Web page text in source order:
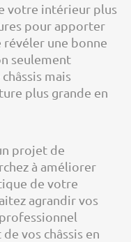
votre intérieur plus
pour apporter
une bonne
seulement
mais
plus grande en
projet de
à améliorer
de votre
agrandir vos
vos châssis en